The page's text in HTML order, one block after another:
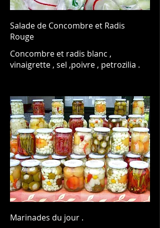
Salade de Concombre et Radis
Rouge
Concombre et radis blanc ,
Marinades du jour .